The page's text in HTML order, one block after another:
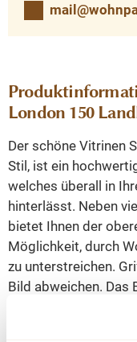
London 150
Der schöne Vitrinen
Stil, ist ein
welches überall in
hinterlässt. Neben
bietet Ihnen der
Möglichkeit, durch
zu unterstreichen.
Bild abweichen. Das
Schrank im
nur Ihr Eigenheim in